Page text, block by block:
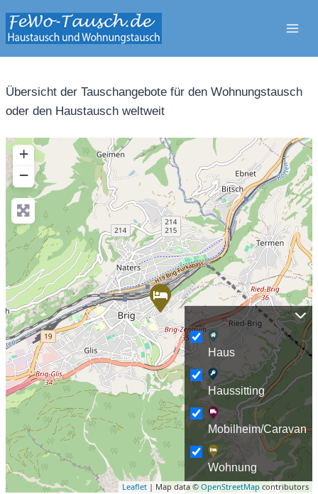
Inhalt
springen
Übersicht der Tauschangebote für den Wohnungstausch
oder den Haustausch weltweit
+
−
Leaflet | Map data © OpenStreetMap contributors
Haus
Haussitting
Mobilheim/Caravan
Wohnung